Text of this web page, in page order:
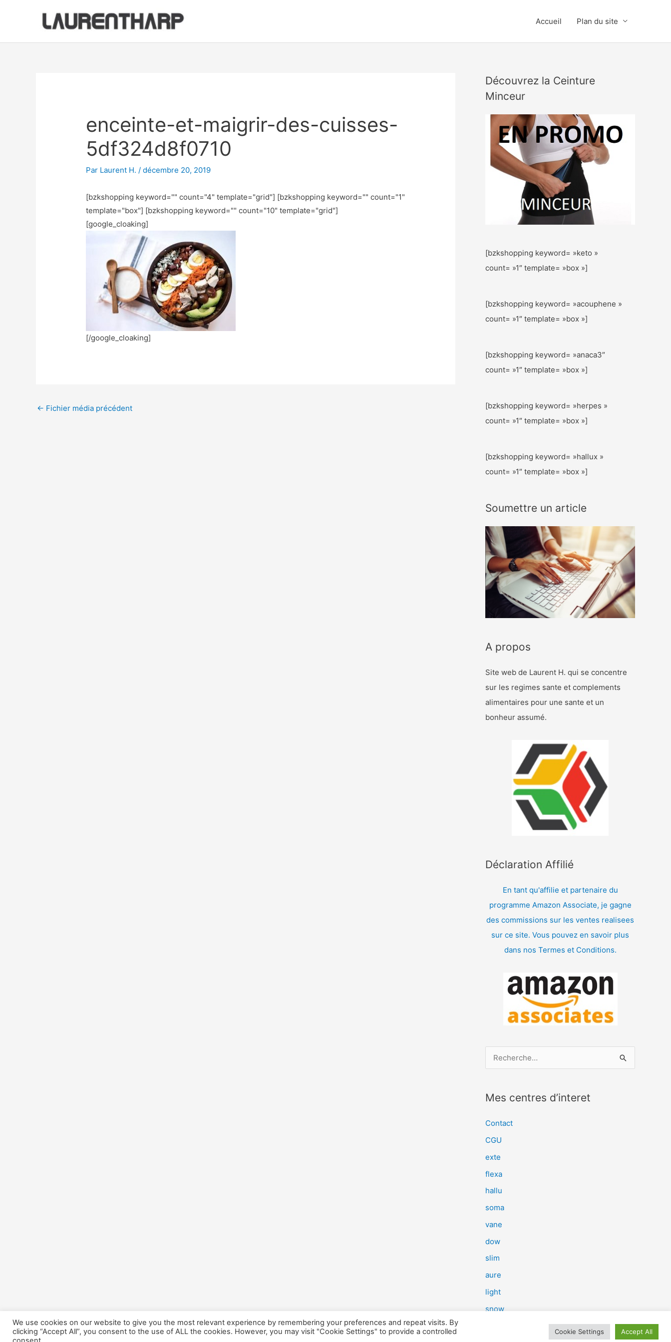
Accueil Plan du site
enceinte-et-maigrir-des-cuisses-
5df324d8f0710
Par Laurent H./décembre 20, 2019
[bzkshopping keyword="" count="4" template="grid"] [bzkshopping keyword="" count="1"
template="box"] [bzkshopping keyword="" count="10" template="grid"]
[google_cloaking]
[/google_cloaking]
← Fichier média précédent
Découvrez la Ceinture
Minceur
[bzkshopping keyword= »keto »
count= »1″ template= »box »]
[bzkshopping keyword= »acouphene »
count= »1″ template= »box »]
[bzkshopping keyword= »anaca3″
count= »1″ template= »box »]
[bzkshopping keyword= »herpes »
count= »1″ template= »box »]
[bzkshopping keyword= »hallux »
count= »1″ template= »box »]
Soumettre un article
A propos
Site web de Laurent H. qui se concentre
sur les regimes sante et complements
alimentaires pour une sante et un
bonheur assumé.
Déclaration Affilié
En tant qu'affilie et partenaire du
programme Amazon Associate, je gagne
des commissions sur les ventes realisees
sur ce site. Vous pouvez en savoir plus
dans nos Termes et Conditions.
e
e
r
:
Mes centres d’interet
Contact
CGU
exte
flexa
hallu
soma
vane
dow
slim
aure
light
snow
We use cookies on our website to give you the most relevant experience by remembering your preferences and repeat visits. By
clicking “Accept All”, you consent to the use of ALL the cookies. However, you may visit "Cookie Settings" to provide a controlled
Cookie Settings Accept All